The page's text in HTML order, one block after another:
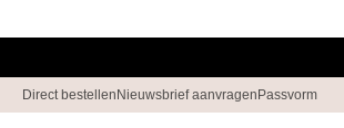
Direct bestellen Nieuwsbrief aanvragen Passvorm